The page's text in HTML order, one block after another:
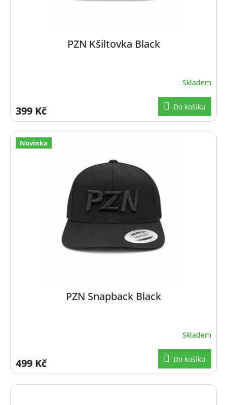
PZN Kšiltovka Black
Skladem
399 Kč Do košíku
Novinka
PZN Snapback Black
Skladem
499 Kč Do košíku